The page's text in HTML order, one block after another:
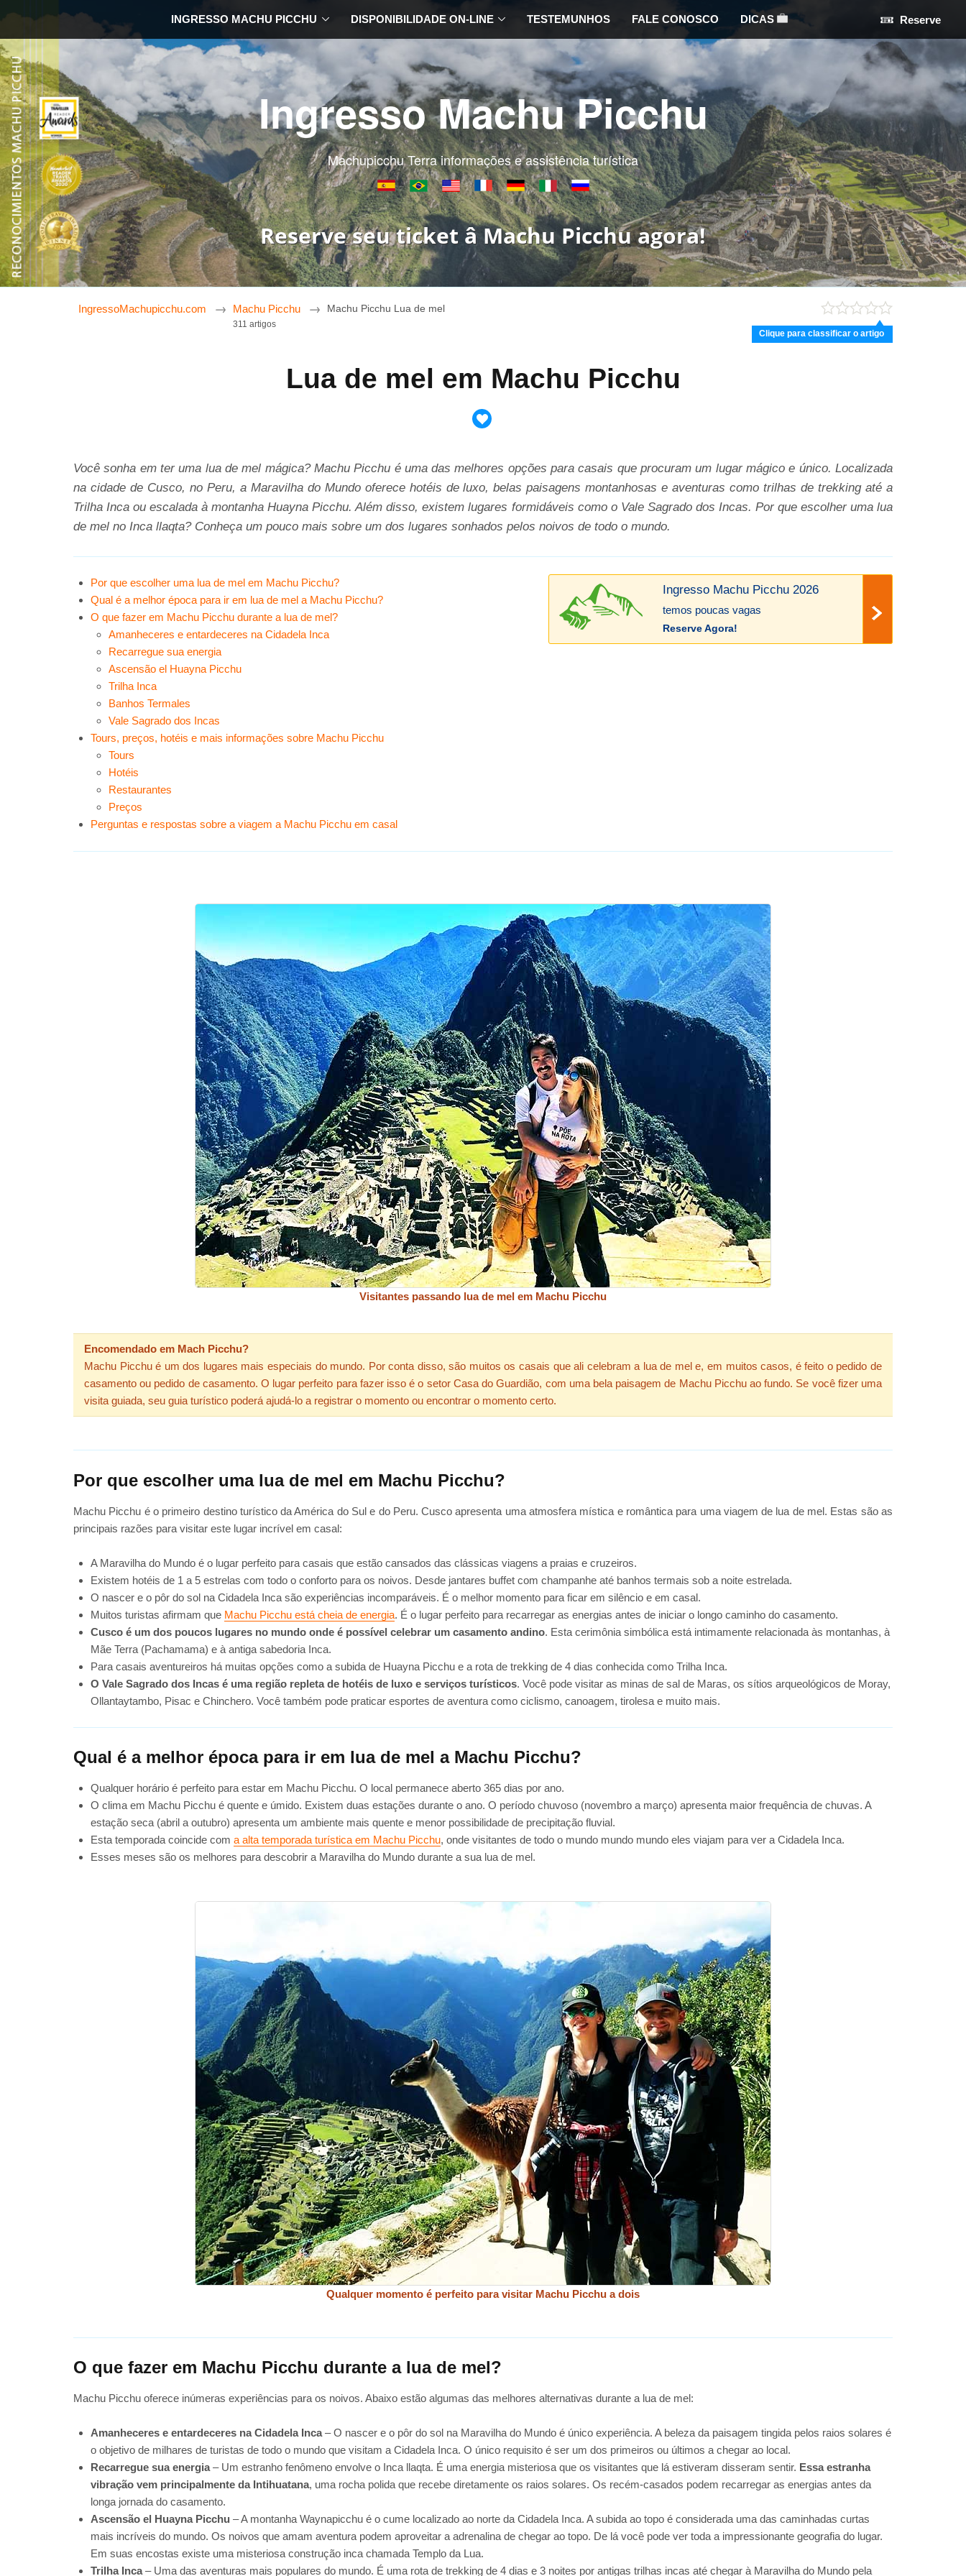
INGRESSO MACHU PICCHU DISPONIBILIDADE ON-LINE TESTEMUNHOS FALE CONOSCO DICAS Reserve
Ingresso Machu Picchu
Machupicchu Terra informações e assistência turística
Reserve seu ticket â Machu Picchu agora!
IngressoMachupicchu.com Machu Picchu
311 artigos
Machu Picchu Lua de mel
Clique para classificar o artigo
Lua de mel em Machu Picchu
Você sonha em ter uma lua de mel mágica? Machu Picchu é uma das melhores opções para casais que procuram um lugar mágico e único. Localizada
na cidade de Cusco, no Peru, a Maravilha do Mundo oferece hotéis de luxo, belas paisagens montanhosas e aventuras como trilhas de trekking até a
Trilha Inca ou escalada à montanha Huayna Picchu. Além disso, existem lugares formidáveis ​​como o Vale Sagrado dos Incas. Por que escolher uma lua
de mel no Inca llaqta? Conheça um pouco mais sobre um dos lugares sonhados pelos noivos de todo o mundo.
Ingresso Machu Picchu 2026
temos poucas vagas
Reserve Agora!
Por que escolher uma lua de mel em Machu Picchu?
Qual ​​é a melhor época para ir em lua de mel a Machu Picchu?
O que fazer em Machu Picchu durante a lua de mel?
Amanheceres e entardeceres na Cidadela Inca
Recarregue sua energia
Ascensão el Huayna Picchu
Trilha Inca
Banhos Termales
Vale Sagrado dos Incas
Tours, preços, hotéis e mais informações sobre Machu Picchu
Tours
Hotéis
Restaurantes
Preços
Perguntas e respostas sobre a viagem a Machu Picchu em casal
Visitantes passando lua de mel em Machu Picchu
Encomendado em Mach Picchu?
Machu Picchu é um dos lugares mais especiais do mundo. Por conta disso, são muitos os casais que ali celebram a lua de mel e, em muitos casos, é feito o pedido de
casamento ou pedido de casamento. O lugar perfeito para fazer isso é o setor Casa do Guardião, com uma bela paisagem de Machu Picchu ao fundo. Se você fizer uma
visita guiada, seu guia turístico poderá ajudá-lo a registrar o momento ou encontrar o momento certo.
Por que escolher uma lua de mel em Machu Picchu?
Machu Picchu é o primeiro destino turístico da América do Sul e do Peru. Cusco apresenta uma atmosfera mística e romântica para uma viagem de lua de mel. Estas são as
principais razões para visitar este lugar incrível em casal:
A Maravilha do Mundo é o lugar perfeito para casais que estão cansados ​​das clássicas viagens a praias e cruzeiros.
Existem hotéis de 1 a 5 estrelas com todo o conforto para os noivos. Desde jantares buffet com champanhe até banhos termais sob a noite estrelada.
O nascer e o pôr do sol na Cidadela Inca são experiências incomparáveis. É o melhor momento para ficar em silêncio e em casal.
Muitos turistas afirmam que Machu Picchu está cheia de energia. É o lugar perfeito para recarregar as energias antes de iniciar o longo caminho do casamento.
Cusco é um dos poucos lugares no mundo onde é possível celebrar um casamento andino. Esta cerimônia simbólica está intimamente relacionada às montanhas, à
Mãe Terra (Pachamama) e à antiga sabedoria Inca.
Para casais aventureiros há muitas opções como a subida de Huayna Picchu e a rota de trekking de 4 dias conhecida como Trilha Inca.
O Vale Sagrado dos Incas é uma região repleta de hotéis de luxo e serviços turísticos. Você pode visitar as minas de sal de Maras, os sítios arqueológicos de Moray,
Ollantaytambo, Pisac e Chinchero. Você também pode praticar esportes de aventura como ciclismo, canoagem, tirolesa e muito mais.
Qual ​​é a melhor época para ir em lua de mel a Machu Picchu?
Qualquer horário é perfeito para estar em Machu Picchu. O local permanece aberto 365 dias por ano.
O clima em Machu Picchu é quente e úmido. Existem duas estações durante o ano. O período chuvoso (novembro a março) apresenta maior frequência de chuvas. A
estação seca (abril a outubro) apresenta um ambiente mais quente e menor possibilidade de precipitação fluvial.
Esta temporada coincide coma alta temporada turística em Machu Picchu, onde visitantes de todo o mundo mundo mundo eles viajam para ver a Cidadela Inca.
Esses meses são os melhores para descobrir a Maravilha do Mundo durante a sua lua de mel.
Qualquer momento é perfeito para visitar Machu Picchu a dois
O que fazer em Machu Picchu durante a lua de mel?
Machu Picchu oferece inúmeras experiências para os noivos. Abaixo estão algumas das melhores alternativas durante a lua de mel:
Amanheceres e entardeceres na Cidadela Inca– O nascer e o pôr do sol na Maravilha do Mundo é único experiência. A beleza da paisagem tingida pelos raios solares é
o objetivo de milhares de turistas de todo o mundo que visitam a Cidadela Inca. O único requisito é ser um dos primeiros ou últimos a chegar ao local.
Recarregue sua energia– Um estranho fenômeno envolve o Inca llaqta. É uma energia misteriosa que os visitantes que lá estiveram disseram sentir. Essa estranha
vibração vem principalmente da Intihuatana, uma rocha polida que recebe diretamente os raios solares. Os recém-casados ​​podem recarregar as energias antes da
longa jornada do casamento.
Ascensão el Huayna Picchu – A montanha Waynapicchu é o cume localizado ao norte da Cidadela Inca. A subida ao topo é considerada uma das caminhadas curtas
mais incríveis do mundo. Os noivos que amam aventura podem aproveitar a adrenalina de chegar ao topo. De lá você pode ver toda a impressionante geografia do lugar.
Em suas encostas existe uma misteriosa construção inca chamada Templo da Lua.
Trilha Inca– Uma das aventuras mais populares do mundo. É uma rota de trekking de 4 dias e 3 noites por antigas trilhas incas até chegar à Maravilha do Mundo pela